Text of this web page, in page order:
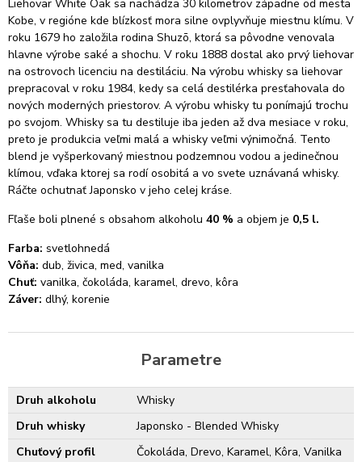
Liehovar White Oak sa nachádza 30 kilometrov západne od mesta
Kobe, v regióne kde blízkosť mora silne ovplyvňuje miestnu klímu. V
roku 1679 ho založila rodina Shuzō, ktorá sa pôvodne venovala
hlavne výrobe saké a shochu. V roku 1888 dostal ako prvý liehovar
na ostrovoch licenciu na destiláciu. Na výrobu whisky sa liehovar
prepracoval v roku 1984, kedy sa celá destilérka presťahovala do
nových moderných priestorov. A výrobu whisky tu ponímajú trochu
po svojom. Whisky sa tu destiluje iba jeden až dva mesiace v roku,
preto je produkcia veľmi malá a whisky veľmi výnimočná. Tento
blend je vyšperkovaný miestnou podzemnou vodou a jedinečnou
klímou, vďaka ktorej sa rodí osobitá a vo svete uznávaná whisky.
Ráčte ochutnať Japonsko v jeho celej kráse.
Fľaše boli plnené s obsahom alkoholu 40 % a objem je 0,5 l.
Farba: svetlohnedá
Vôňa: dub, živica, med, vanilka
Chuť: vanilka, čokoláda, karamel, drevo, kôra
Záver: dlhý, korenie
Parametre
Druh alkoholu
Whisky
Druh whisky
Japonsko - Blended Whisky
Chuťový profil
Čokoláda, Drevo, Karamel, Kôra, Vanilka